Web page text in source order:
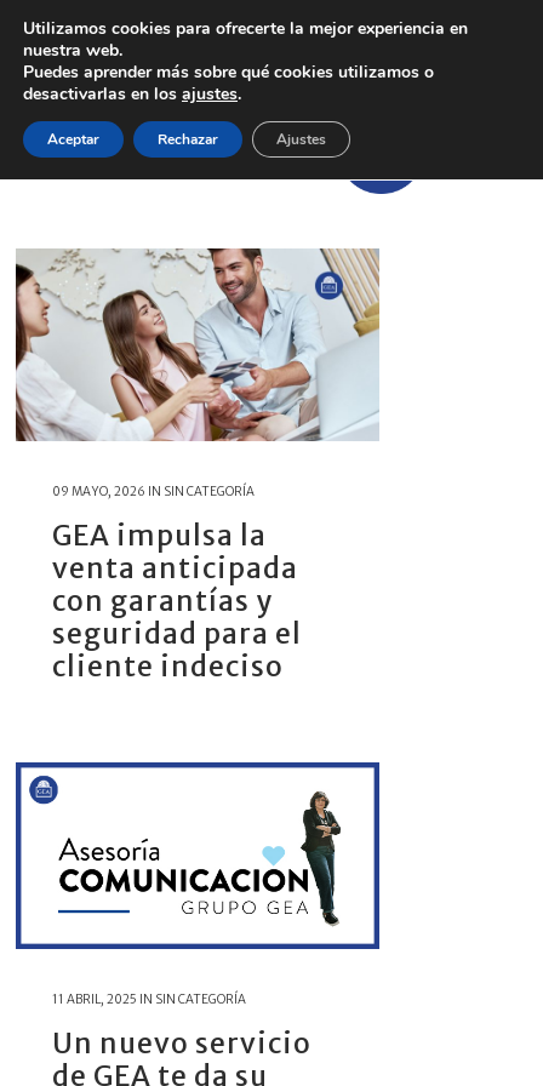
09 MAYO, 2026 IN SIN CATEGORÍA
GEA impulsa la
venta anticipada
con garantías y
seguridad para el
cliente indeciso
11 ABRIL, 2025 IN SIN CATEGORÍA
Un nuevo servicio
de GEA te da su
Utilizamos cookies para ofrecerte la mejor experiencia en
nuestra web.
Puedes aprender más sobre qué cookies utilizamos o
desactivarlas en los ajustes.
Aceptar Rechazar Ajustes